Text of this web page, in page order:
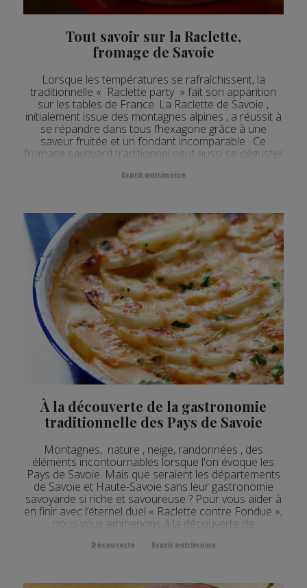
Tout savoir sur la Raclette,
fromage de Savoie
Lorsque les températures se rafraîchissent, la
traditionnelle « Raclette party » fait son apparition
sur les tables de France. La Raclette de Savoie ,
initialement issue des montagnes alpines , a réussit à
se répandre dans tous l’hexagone grâce à une
saveur fruitée et un fondant incomparable . Ce
fromage savoyard traditionnel peut aussi se déguster
Esprit patrimoine
À la découverte de la gastronomie
traditionnelle des Pays de Savoie
Montagnes, nature , neige, randonnées , des
éléments incontournables lorsque l'on évoque les
Pays de Savoie. Mais que seraient les départements
de Savoie et Haute-Savoie sans leur gastronomie
savoyarde si riche et savoureuse ? Pour vous aider à
en finir avec l’éternel duel « Raclette contre Fondue »,
nous vous emmenons à la découverte de
H...
Découverte Esprit patrimoine